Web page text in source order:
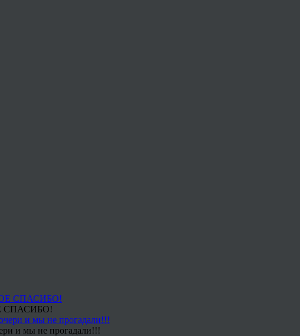
СПАСИБО!
и мы не прогадали!!!